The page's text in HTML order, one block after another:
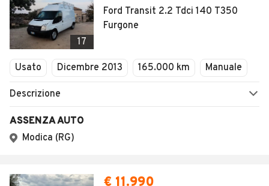
17
Ford Transit 2.2 Tdci 140 T350
Furgone
Usato Dicembre 2013 165.000 km Manuale
Descrizione
ASSENZA AUTO
Modica (RG)
€ 11.990